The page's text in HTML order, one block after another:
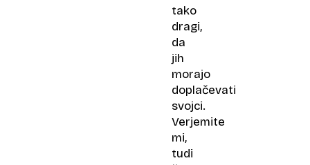
tako
dragi,
da
jih
morajo
doplačevati
svojci.
Verjemite
mi,
tudi